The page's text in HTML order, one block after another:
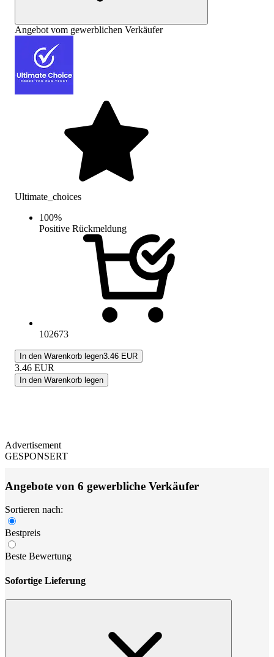
Angebot vom gewerblichen Verkäufer
Ultimate_choices
100%
Positive Rückmeldung
102673
In den Warenkorb legen3.46 EUR
3.46 EUR
In den Warenkorb legen
Advertisement
GESPONSERT
Angebote von 6 gewerbliche Verkäufer
Sortieren nach:
Bestpreis
Beste Bewertung
Sofortige Lieferung